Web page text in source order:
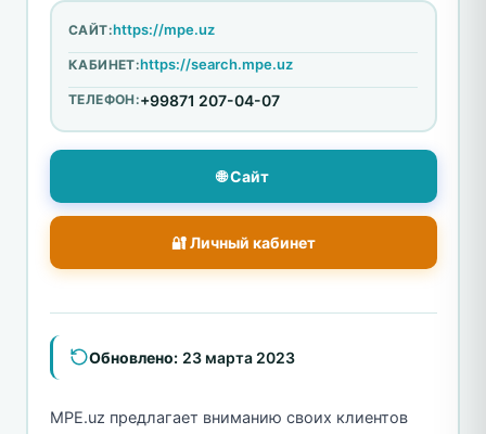
САЙТ:https://mpe.uz
КАБИНЕТ:https://search.mpe.uz
ТЕЛЕФОН:+99871 207-04-07
🌐 Сайт
🔐 Личный кабинет
Обновлено: 23 марта 2023
MPE.uz предлагает вниманию своих клиентов